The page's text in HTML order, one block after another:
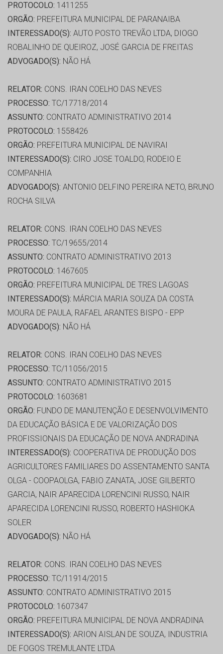
PROTOCOLO: 1411255
ORGÃO: PREFEITURA MUNICIPAL DE PARANAIBA
INTERESSADO(S): AUTO POSTO TREVÃO LTDA, DIOGO
ROBALINHO DE QUEIROZ, JOSÉ GARCIA DE FREITAS
ADVOGADO(S): NÃO HÁ
RELATOR: CONS. IRAN COELHO DAS NEVES
PROCESSO: TC/17718/2014
ASSUNTO: CONTRATO ADMINISTRATIVO 2014
PROTOCOLO: 1558426
ORGÃO: PREFEITURA MUNICIPAL DE NAVIRAI
INTERESSADO(S): CIRO JOSE TOALDO, RODEIO E
COMPANHIA
ADVOGADO(S): ANTONIO DELFINO PEREIRA NETO, BRUNO
ROCHA SILVA
RELATOR: CONS. IRAN COELHO DAS NEVES
PROCESSO: TC/19655/2014
ASSUNTO: CONTRATO ADMINISTRATIVO 2013
PROTOCOLO: 1467605
ORGÃO: PREFEITURA MUNICIPAL DE TRES LAGOAS
INTERESSADO(S): MÁRCIA MARIA SOUZA DA COSTA
MOURA DE PAULA, RAFAEL ARANTES BISPO - EPP
ADVOGADO(S): NÃO HÁ
RELATOR: CONS. IRAN COELHO DAS NEVES
PROCESSO: TC/11056/2015
ASSUNTO: CONTRATO ADMINISTRATIVO 2015
PROTOCOLO: 1603681
ORGÃO: FUNDO DE MANUTENÇÃO E DESENVOLVIMENTO
DA EDUCAÇÃO BÁSICA E DE VALORIZAÇÃO DOS
PROFISSIONAIS DA EDUCAÇÃO DE NOVA ANDRADINA
INTERESSADO(S): COOPERATIVA DE PRODUÇÃO DOS
AGRICULTORES FAMILIARES DO ASSENTAMENTO SANTA
OLGA - COOPAOLGA, FABIO ZANATA, JOSE GILBERTO
GARCIA, NAIR APARECIDA LORENCINI RUSSO, NAIR
APARECIDA LORENCINI RUSSO, ROBERTO HASHIOKA
SOLER
ADVOGADO(S): NÃO HÁ
RELATOR: CONS. IRAN COELHO DAS NEVES
PROCESSO: TC/11914/2015
ASSUNTO: CONTRATO ADMINISTRATIVO 2015
PROTOCOLO: 1607347
ORGÃO: PREFEITURA MUNICIPAL DE NOVA ANDRADINA
INTERESSADO(S): ARION AISLAN DE SOUZA, INDUSTRIA
DE FOGOS TREMULANTE LTDA